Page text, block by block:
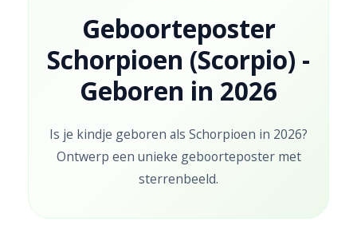
Geboorteposter
Schorpioen (Scorpio) -
Geboren in 2026
Is je kindje geboren als Schorpioen in 2026?
Ontwerp een unieke geboorteposter met
sterrenbeeld.